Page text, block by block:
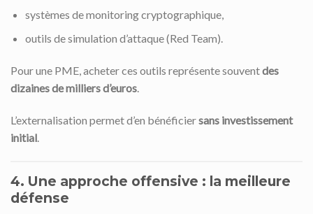
systèmes de monitoring cryptographique,
outils de simulation d’attaque (Red Team).
Pour une PME, acheter ces outils représente souventdes
dizaines de milliers d’euros.
L’externalisation permet d’en bénéficiersans investissement
initial.
4. Une approche offensive : la meilleure
défense